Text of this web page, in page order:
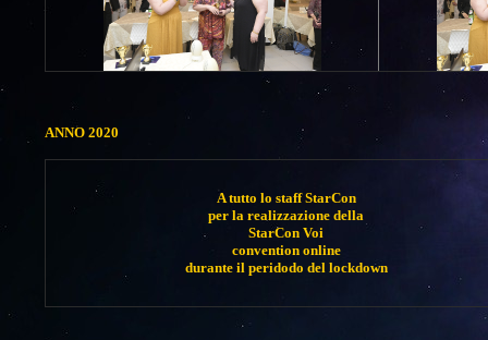
ANNO 2020
A tutto lo staff StarCon
per la realizzazione della
StarCon Voi
convention online
durante il peridodo del lockdown